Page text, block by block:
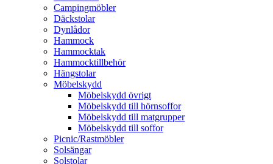
Campingmöbler
Däckstolar
Dynlådor
Hammock
Hammocktak
Hammocktillbehör
Hängstolar
Möbelskydd
Möbelskydd övrigt
Möbelskydd till hörnsoffor
Möbelskydd till matgrupper
Möbelskydd till soffor
Picnic/Rastmöbler
Solsängar
Solstolar